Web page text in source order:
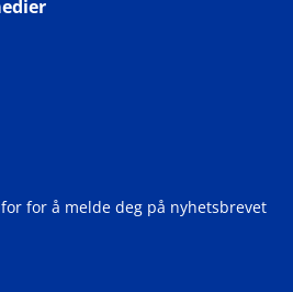
for å melde deg på nyhetsbrevet